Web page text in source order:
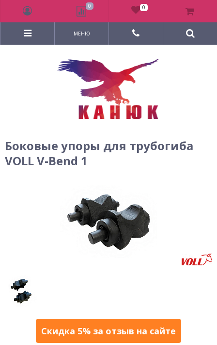
МЕНЮ
Боковые упоры для трубогиба
VOLL V-Bend 1
Скидка 5% за отзыв на сайте
0 0